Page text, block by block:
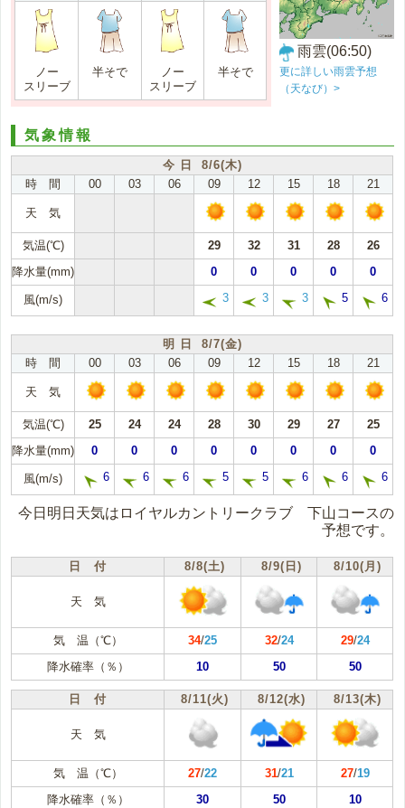
ノー
スリーブ
半そで
ノー
スリーブ
半そで
雨雲(06:50)
更に詳しい雨雲予想
（天なび）>
気象情報
今 日 8/6(木)
時 間
00 03 06 09 12 15 18 21
天 気
気温(℃) 29 32 31 28
26
降水量(mm)
0 0 0 0 0
風(m/s) 3 3 3 5 6
明 日 8/7(金)
時 間
00 03 06 09 12 15 18 21
天 気
気温(℃) 25 24 24 28 30 29 27
25
降水量(mm)
0 0 0 0 0 0 0 0
風(m/s) 6 6 6 5 5 6 6 6
今日明日天気はロイヤルカントリークラブ 下山コースの
予想です。
日 付 8/8(土) 8/9(日) 8/10(月)
天 気
気 温（℃） 34/25 32/24 29/24
降水確率（％）
10 50 50
日 付 8/11(火) 8/12(水) 8/13(木)
天 気
気 温（℃） 27/22 31/21 27/19
降水確率（％）
30 50 10